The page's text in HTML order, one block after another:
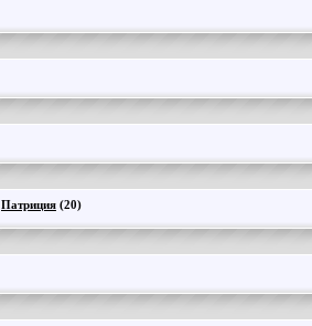
Патриция (20)